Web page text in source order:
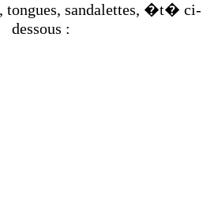
tongues, sandalettes, �t� ci-
dessous :